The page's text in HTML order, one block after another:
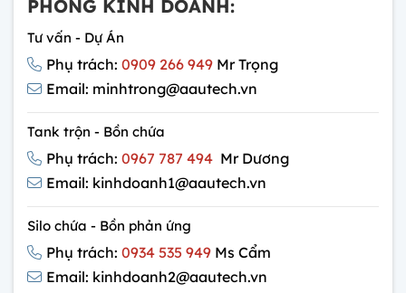
PHÒNG KINH DOANH:
Tư vấn - Dự Án
Phụ trách: 0909 266 949 Mr Trọng
Email: minhtrong@aautech.vn
Tank trộn - Bồn chứa
Phụ trách: 0967 787 494 Mr Dương
Email: kinhdoanh1@aautech.vn
Silo chứa - Bồn phản ứng
Phụ trách: 0934 535 949 Ms Cẩm
Email: kinhdoanh2@aautech.vn